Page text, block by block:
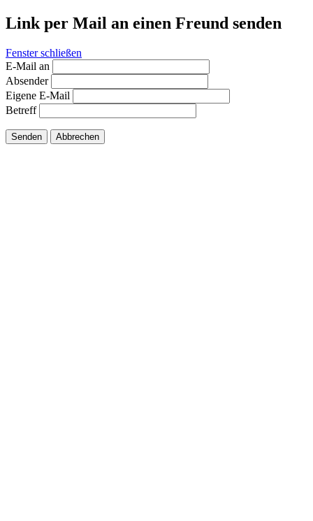
Link per Mail an einen Freund senden
Fenster schließen
E-Mail an
Absender
Eigene E-Mail
Betreff
Senden Abbrechen